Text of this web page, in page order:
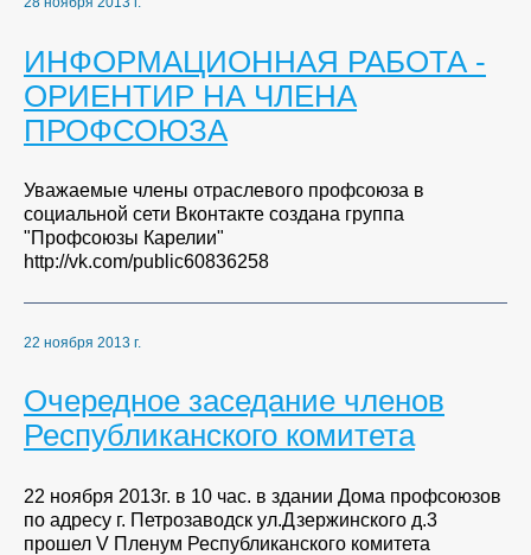
ИНФОРМАЦИОННАЯ РАБОТА -
ОРИЕНТИР НА ЧЛЕНА
ПРОФСОЮЗА
Уважаемые члены отраслевого профсоюза в
социальной сети Вконтакте создана группа
"Профсоюзы Карелии"
http://vk.com/public60836258
22 ноября 2013 г.
Очередное заседание членов
Республиканского комитета
22 ноября 2013г. в 10 час. в здании Дома профсоюзов
по адресу г. Петрозаводск ул.Дзержинского д.3
прошел V Пленум Республиканского комитета